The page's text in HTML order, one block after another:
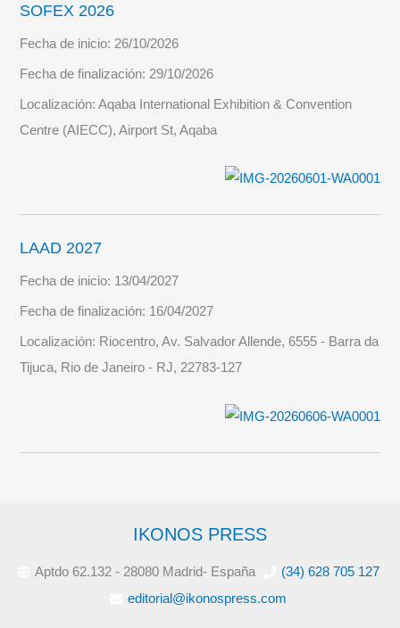
SOFEX 2026
Fecha de inicio: 26/10/2026
Fecha de finalización: 29/10/2026
Localización:Aqaba International Exhibition & Convention
Centre (AIECC), Airport St, Aqaba
LAAD 2027
Fecha de inicio: 13/04/2027
Fecha de finalización: 16/04/2027
Localización: Riocentro, Av. Salvador Allende, 6555 - Barra da
Tijuca, Rio de Janeiro - RJ, 22783-127
IKONOS PRESS
Aptdo 62.132 - 28080 Madrid- España
(34) 628 705 127
editorial@ikonospress.com